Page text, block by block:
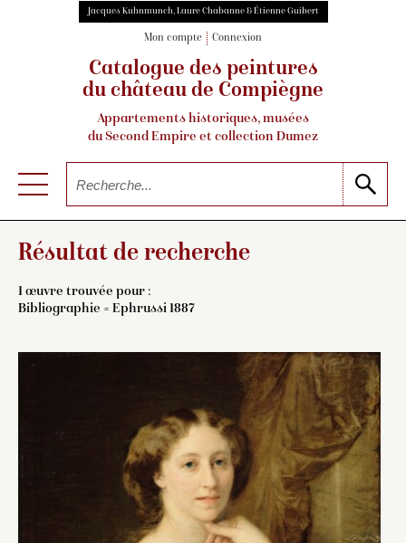
Jacques Kuhnmunch, Laure Chabanne & Étienne Guibert
Mon compte Connexion
Catalogue des peintures
du château de Compiègne
Appartements historiques, musées
du Second Empire et collection Dumez
Résultat de recherche
1 œuvre trouvée pour :
Bibliographie = Ephrussi 1887